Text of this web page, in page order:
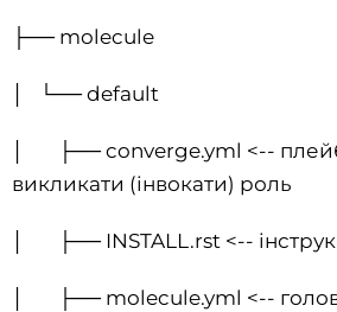
├── molecule
│ └── default
│ ├── converge.yml <--
викликати (інвокати) роль
│ ├── INSTALL.rst <--
│ ├── molecule.yml <--